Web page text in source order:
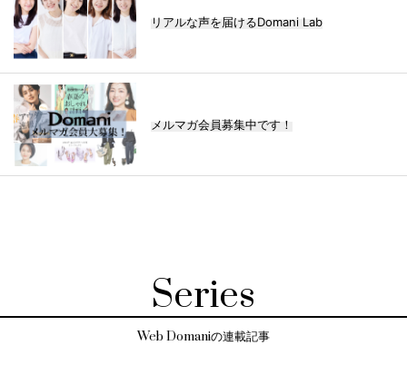
リアルな声を届けるDomani Lab
メルマガ会員募集中です！
Series
Web Domaniの連載記事